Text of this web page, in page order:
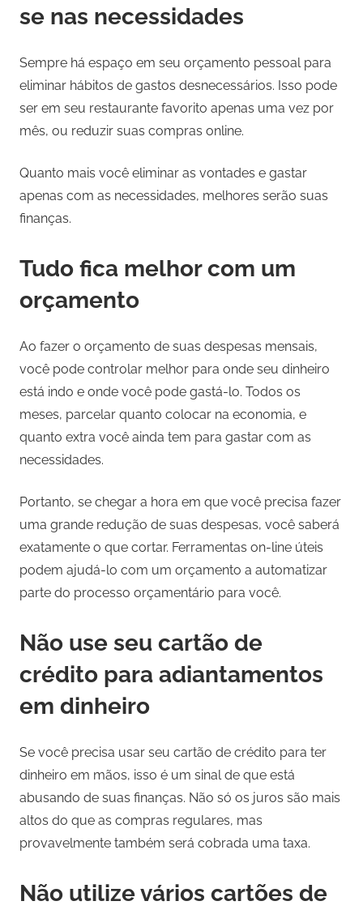
se nas necessidades
Sempre há espaço em seu orçamento pessoal para
eliminar hábitos de gastos desnecessários. Isso pode
ser em seu restaurante favorito apenas uma vez por
mês, ou reduzir suas compras online.
Quanto mais você eliminar as vontades e gastar
apenas com as necessidades, melhores serão suas
finanças.
Tudo fica melhor com um
orçamento
Ao fazer o orçamento de suas despesas mensais,
você pode controlar melhor para onde seu dinheiro
está indo e onde você pode gastá-lo. Todos os
meses, parcelar quanto colocar na economia, e
quanto extra você ainda tem para gastar com as
necessidades.
Portanto, se chegar a hora em que você precisa fazer
uma grande redução de suas despesas, você saberá
exatamente o que cortar. Ferramentas on-line úteis
podem ajudá-lo com um orçamento a automatizar
parte do processo orçamentário para você.
Não use seu cartão de
crédito para adiantamentos
em dinheiro
Se você precisa usar seu cartão de crédito para ter
dinheiro em mãos, isso é um sinal de que está
abusando de suas finanças. Não só os juros são mais
altos do que as compras regulares, mas
provavelmente também será cobrada uma taxa.
Não utilize vários cartões de